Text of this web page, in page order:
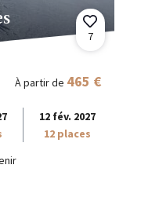
7
À partir de 465 €
12 fév. 2027
12 places